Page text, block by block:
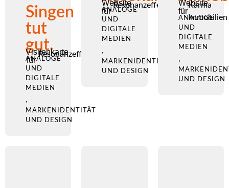
Singen
tut
gut.
Visitenkarte
für
Resonanzeffekt
ANALOGE
UND
DIGITALE
MEDIEN
,
MARKENIDENTITÄT
UND DESIGN
Website
für
Resonanzeffekt
ANALOGE
UND
DIGITALE
MEDIEN
,
MARKENIDENTITÄT
UND DESIGN
Website
für
Karma
Immobilien
ANALOGE
UND
DIGITALE
MEDIEN
,
UND DESIGN